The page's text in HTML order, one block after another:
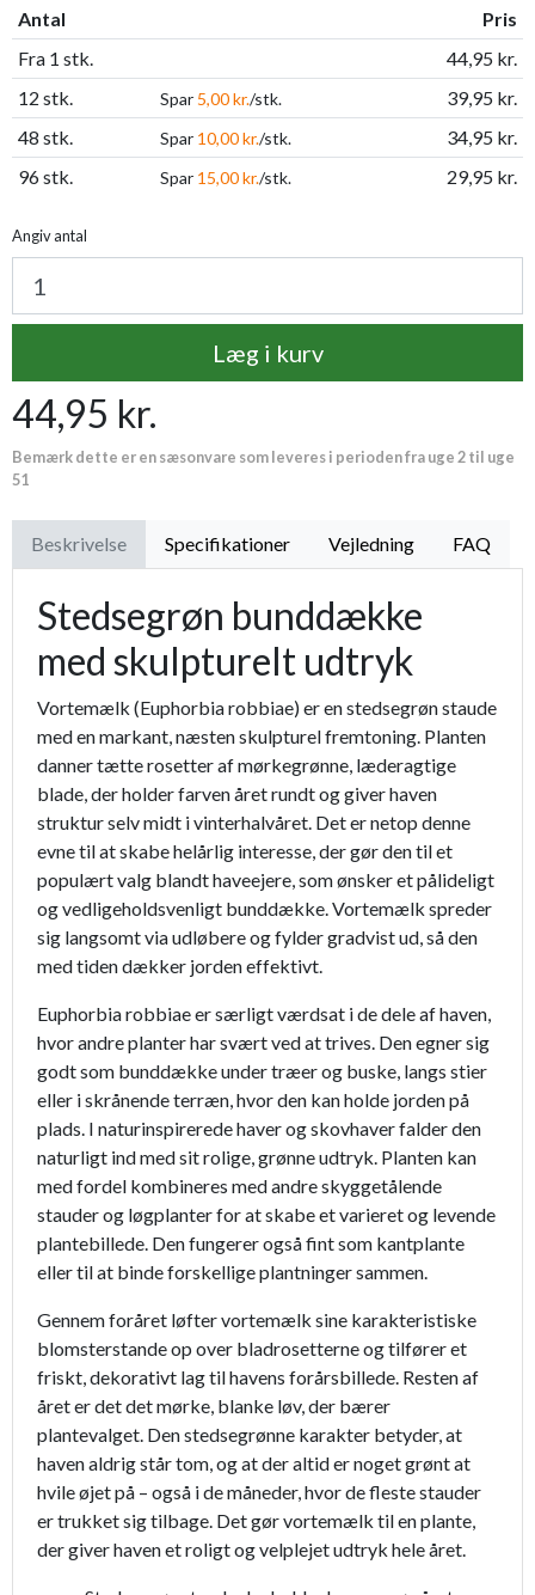
Antal
Pris
Fra 1 stk.
44,95 kr.
12 stk.
Spar 5,00 kr./stk.
39,95 kr.
48 stk.
Spar 10,00 kr./stk.
34,95 kr.
96 stk.
Spar 15,00 kr./stk. 29,95 kr.
Angiv antal
Læg i kurv
44,95 kr.
Bemærk dette er en sæsonvare som leveres i perioden fra uge 2 til uge
51
Beskrivelse Specifikationer Vejledning FAQ
Stedsegrøn bunddække
med skulpturelt udtryk
Vortemælk (Euphorbia robbiae) er en stedsegrøn staude
med en markant, næsten skulpturel fremtoning. Planten
danner tætte rosetter af mørkegrønne, læderagtige
blade, der holder farven året rundt og giver haven
struktur selv midt i vinterhalvåret. Det er netop denne
evne til at skabe helårlig interesse, der gør den til et
populært valg blandt haveejere, som ønsker et pålideligt
og vedligeholdsvenligt bunddække. Vortemælk spreder
sig langsomt via udløbere og fylder gradvist ud, så den
med tiden dækker jorden effektivt.
Euphorbia robbiae er særligt værdsat i de dele af haven,
hvor andre planter har svært ved at trives. Den egner sig
godt som bunddække under træer og buske, langs stier
eller i skrånende terræn, hvor den kan holde jorden på
plads. I naturinspirerede haver og skovhaver falder den
naturligt ind med sit rolige, grønne udtryk. Planten kan
med fordel kombineres med andre skyggetålende
stauder og løgplanter for at skabe et varieret og levende
plantebillede. Den fungerer også fint som kantplante
eller til at binde forskellige plantninger sammen.
Gennem foråret løfter vortemælk sine karakteristiske
blomsterstande op over bladrosetterne og tilfører et
friskt, dekorativt lag til havens forårsbillede. Resten af
året er det det mørke, blanke løv, der bærer
plantevalget. Den stedsegrønne karakter betyder, at
haven aldrig står tom, og at der altid er noget grønt at
hvile øjet på – også i de måneder, hvor de fleste stauder
er trukket sig tilbage. Det gør vortemælk til en plante,
der giver haven et roligt og velplejet udtryk hele året.